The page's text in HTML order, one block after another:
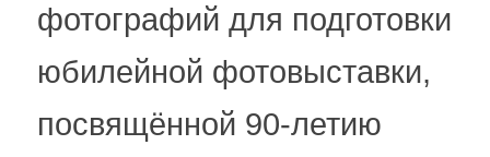
фотографий для подготовки
юбилейной фотовыставки,
посвящённой 90-летию